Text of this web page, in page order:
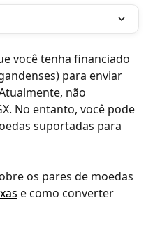
você tenha financiado
para enviar
não
No entanto, você pode
suportadas para
os pares de moedas
e como converter